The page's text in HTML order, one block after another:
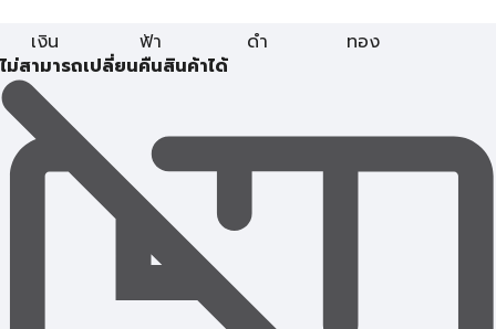
เงิน ฟ้า ดำ
ทอง
ไม่สามารถเปลี่ยนคืนสินค้าได้